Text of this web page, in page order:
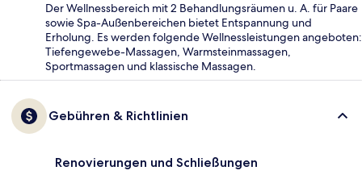
Der Wellnessbereich mit 2 Behandlungsräumen u. A. für Paare
sowie Spa-Außenbereichen bietet Entspannung und
Erholung. Es werden folgende Wellnessleistungen angeboten:
Tiefengewebe-Massagen, Warmsteinmassagen,
Sportmassagen und klassische Massagen.
Gebühren & Richtlinien
Renovierungen und Schließungen